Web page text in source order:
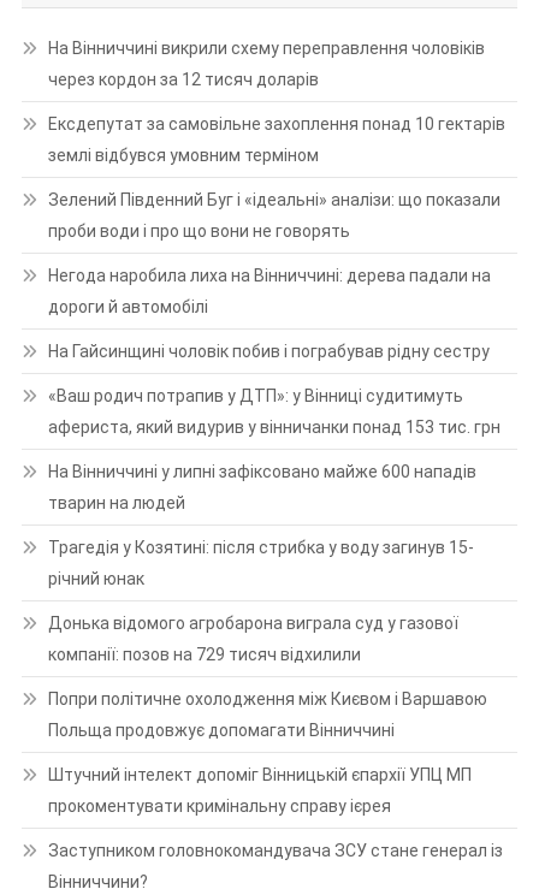
На Вінниччині викрили схему переправлення чоловіків
через кордон за 12 тисяч доларів
Ексдепутат за самовільне захоплення понад 10 гектарів
землі відбувся умовним терміном
Зелений Південний Буг і «ідеальні» аналізи: що показали
проби води і про що вони не говорять
Негода наробила лиха на Вінниччині: дерева падали на
дороги й автомобілі
На Гайсинщині чоловік побив і пограбував рідну сестру
«Ваш родич потрапив у ДТП»: у Вінниці судитимуть
афериста, який видурив у вінничанки понад 153 тис. грн
На Вінниччині у липні зафіксовано майже 600 нападів
тварин на людей
Трагедія у Козятині: після стрибка у воду загинув 15-
річний юнак
Донька відомого агробарона виграла суд у газової
компанії: позов на 729 тисяч відхилили
Попри політичне охолодження між Києвом і Варшавою
Польща продовжує допомагати Вінниччині
Штучний інтелект допоміг Вінницькій єпархії УПЦ МП
прокоментувати кримінальну справу ієрея
Заступником головнокомандувача ЗСУ стане генерал із
Вінниччини?